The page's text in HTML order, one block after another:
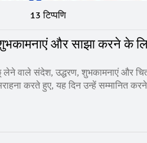
13 टिप्पणि
और साझा करने के
वाले संदेश, उद्धरण, शुभकामनाएं और
करते हुए, यह दिन उन्हें सम्मानित